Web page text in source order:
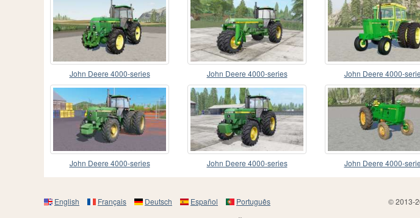
John Deere 4000-series John Deere 4000-series John Deere 4000-
John Deere 4000-series John Deere 4000-series John Deere 4000-
English Français Deutsch Español Português
© 2013-